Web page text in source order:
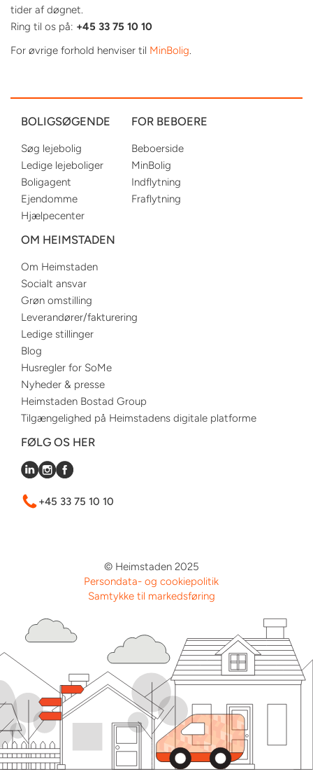
tider af døgnet.
Ring til os på: +45 33 75 10 10
For øvrige forhold henviser til MinBolig.
BOLIGSØGENDE
Søg lejebolig
Ledige lejeboliger
Boligagent
Ejendomme
Hjælpecenter
FOR BEBOERE
Beboerside
MinBolig
Indflytning
Fraflytning
OM HEIMSTADEN
Om Heimstaden
Socialt ansvar
Grøn omstilling
Leverandører/fakturering
Ledige stillinger
Blog
Husregler for SoMe
Nyheder & presse
Heimstaden Bostad Group
Tilgængelighed på Heimstadens digitale platforme
FØLG OS HER
+45 33 75 10 10
© Heimstaden 2025
Persondata- og cookiepolitik
Samtykke til markedsføring